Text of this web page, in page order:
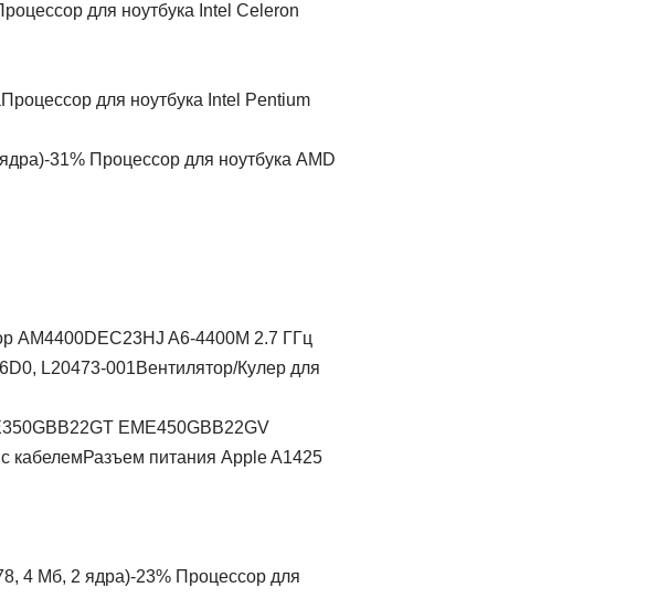
для ноутбука Intel Celeron
Процессор для ноутбука Intel Pentium
-31% Процессор для ноутбука AMD
AM4400DEC23HJ A6-4400M 2.7 ГГц
Вентилятор/Кулер для
EME450GBB22GV
Разъем питания Apple A1425
-23% Процессор для